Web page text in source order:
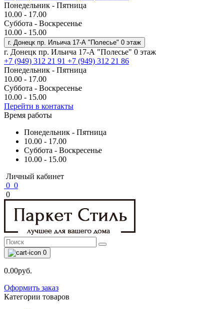
Понедельник - Пятница
10.00 - 17.00
Суббота - Воскресенье
10.00 - 15.00
г. Донецк пр. Ильича 17-А "Полесье" 0 этаж
г. Донецк пр. Ильича 17-А "Полесье" 0 этаж
+7 (949) 312 21 91 +7 (949) 312 21 86
Понедельник - Пятница
10.00 - 17.00
Суббота - Воскресенье
10.00 - 15.00
Перейти в контакты
Время работы
Понедельник - Пятница
10.00 - 17.00
Суббота - Воскресенье
10.00 - 15.00
Личный кабинет
0 0
0
0
0.00руб.
Оформить заказ
Категории товаров